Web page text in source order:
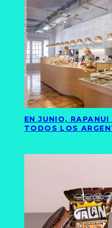
EN JUNIO,
TODOS LOS